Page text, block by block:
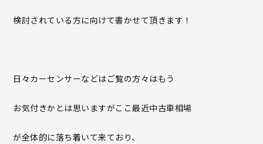
検討されている方に向けて書かせて頂きます！
日々カーセンサーなどはご覧の方々はもう
お気付きかとは思いますがここ最近中古車相場
が全体的に落ち着いて来ており、